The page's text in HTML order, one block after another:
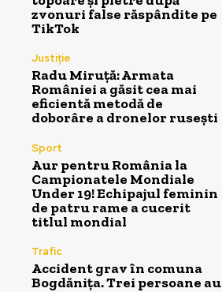
zvonuri false răspândite pe
TikTok
Justiție
Radu Miruță: Armata
României a găsit cea mai
eficientă metodă de
doborâre a dronelor rusești
Sport
Aur pentru România la
Campionatele Mondiale
Under 19! Echipajul feminin
de patru rame a cucerit
titlul mondial
Trafic
Accident grav în comuna
Bogdănița. Trei persoane au